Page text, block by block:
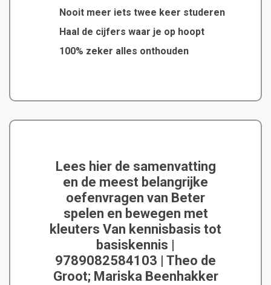
Nooit meer iets twee keer studeren
Haal de cijfers waar je op hoopt
100% zeker alles onthouden
Lees hier de samenvatting
en de meest belangrijke
oefenvragen van Beter
spelen en bewegen met
kleuters Van kennisbasis tot
basiskennis |
9789082584103 | Theo de
Groot; Mariska Beenhakker